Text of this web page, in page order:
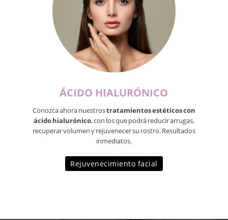
ÁCIDO HIALURÓNICO
Conozca ahora nuestrostratamientos estéticos con
ácido hialurónico, con los que podrá reducir arrugas,
recuperar volumen y rejuvenecer su rostro. Resultados
inmediatos.
Rejuvenecimiento facial